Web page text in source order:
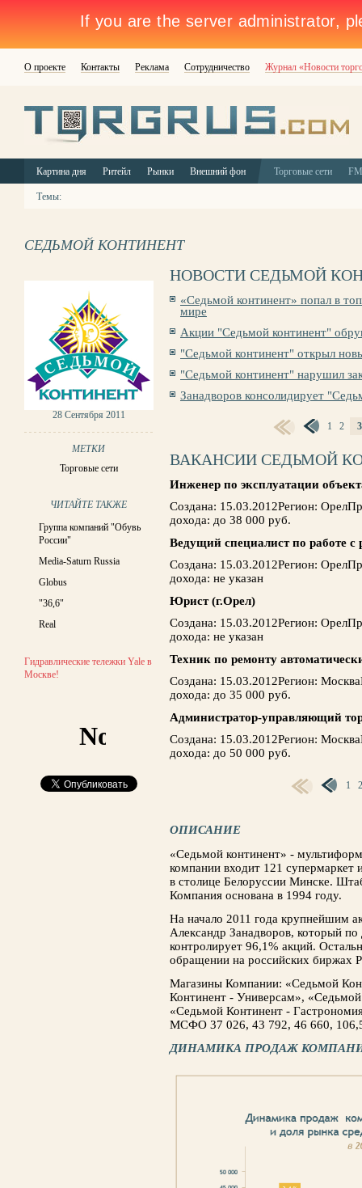
О проекте Контакты Реклама Сотрудничество Журнал «Новости
Картина дня Ритейл Рынки Внешний фон Торговые сети
Темы:
СЕДЬМОЙ КОНТИНЕНТ
28 Сентября 2011
МЕТКИ
Торговые сети
ЧИТАЙТЕ ТАКЖЕ
Группа компаний "Обувь
России"
Media-Saturn Russia
Globus
"36,6"
Real
Гидравлические тележки Yale в
Москве!
НОВОСТИ СЕДЬМОЙ
«Седьмой континент» попал в
мире
Акции "Седьмой континент"
"Седьмой континент" открыл
"Седьмой континент" нарушил
Занадворов консолидирует
1 2 3
ВАКАНСИИ СЕДЬМОЙ
Инженер по эксплуатации
Создана: 15.03.2012Регион:
дохода: до 38 000 руб.
Ведущий специалист по работе
Создана: 15.03.2012Регион:
дохода: не указан
Юрист (г.Орел)
Создана: 15.03.2012Регион:
дохода: не указан
Техник по ремонту
Создана: 15.03.2012Регион:
дохода: до 35 000 руб.
Администратор-управляющий
Создана: 15.03.2012Регион:
дохода: до 50 000 руб.
1 2
ОПИСАНИЕ
«Седьмой континент» -
компании входит 121 супермаркет
в столице Белоруссии Минске.
Компания основана в 1994 году.
На начало 2011 года крупнейшим
Александр Занадворов, который
контролирует 96,1% акций.
обращении на российских
Магазины Компании: «Седьмой
Континент - Универсам»,
«Седьмой Континент -
МСФО 37 026, 43 792, 46 660,
ДИНАМИКА ПРОДАЖ